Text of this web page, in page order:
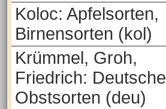
Koloc: Apfelsorten,
Birnensorten (kol)
Krümmel, Groh,
Friedrich: Deutsche
Obstsorten (deu)